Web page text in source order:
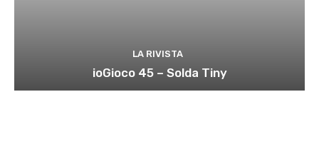
LA RIVISTA
ioGioco 45 – Solda Tiny